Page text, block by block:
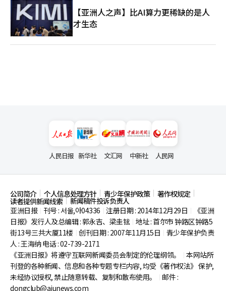
【亚洲人之声】比AI算力更稀缺的是人
才生态
人民日报 新华社 文汇网 中新社 人民网
公司简介 个人信息处理方针 青少年保护政策 著作权规定
读者提供新闻线索
新闻稿件投诉负责人
亚洲日报
刊号 : 서울,아04336 注册日期 : 2014年12月29日
《亚洲
日报》发行人及总编辑 : 郭永吉、梁圭铉 地址 : 首尔市钟路区钟路5
街13号三共大厦11楼 创刊日期 : 2007年11月15日
青少年保护负责
人 : 王海纳 电话 : 02-739-2171
《亚洲日报》将遵守互联网新闻委员会制定的伦理纲领。
本网站所
刊登的各种新闻、信息和各种专题专栏内容, 均受《著作权法》 保护,
未经协议授权, 禁止随意转载、复制和散布使用。
邮件 :
dongclub@ajunews.com